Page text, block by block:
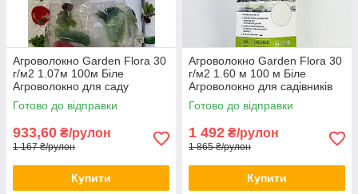
Агроволокно Garden Flora 30
г/м2 1.07м 100м Біле
Агроволокно для саду
Городнє агроволокно
Готово до відправки
933,60 ₴/рулон
1 167 ₴/рулон
Купити
Агроволокно Garden Flora 30
г/м2 1.60 м 100 м Біле
Агроволокно для садівників
Агрополотно для винограду
Готово до відправки
1 492 ₴/рулон
1 865 ₴/рулон
Купити